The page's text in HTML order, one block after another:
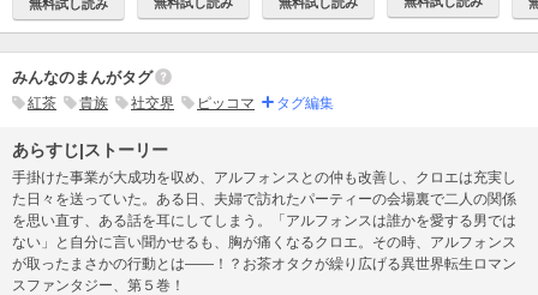
無料試し読み
みんなのまんがタグ
紅茶 貴族 社交界 ピッコマ タグ編集
あらすじ|ストーリー
手掛けた事業が大成功を収め、アルフォンスとの仲も改善し、クロエは充実し
た日々を送っていた。ある日、夫婦で訪れたパーティーの会場裏で二人の関係
を思い直す、ある話を耳にしてしまう。「アルフォンスは誰かを愛する男では
ない」と自分に言い聞かせるも、胸が痛くなるクロエ。その時、アルフォンス
が取ったまさかの行動とは――！？お茶オタクが繰り広げる異世界転生ロマン
スファンタジー、第５巻！